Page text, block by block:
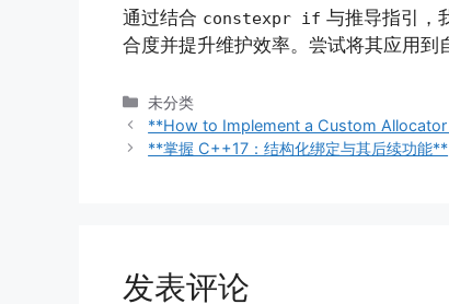
通过结合 constexpr if 与推导指引，
合度并提升维护效率。尝试将其应用到
分
类
未分类
**How to Implement a Custom
**掌握 C++17：结构化绑定与其后续功能**
发表评论